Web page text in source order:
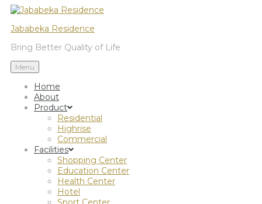
Jababeka Residence
Bring Better Quality of Life
Menu
Home
About
Product
Residential
Highrise
Commercial
Facilities
Shopping Center
Education Center
Health Center
Hotel